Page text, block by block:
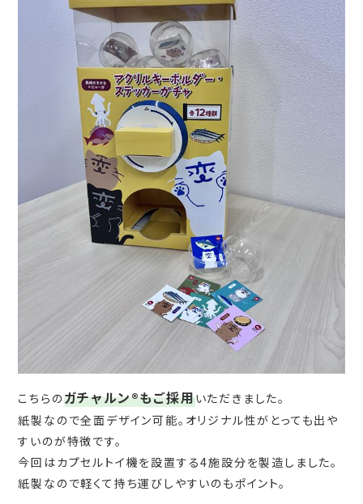
こちらのガチャルン®もご採用いただきました。
紙製なので全面デザイン可能。オリジナル性がとっても出や
すいのが特徴です。
今回はカプセルトイ機を設置する4施設分を製造しました。
紙製なので軽くて持ち運びしやすいのもポイント。